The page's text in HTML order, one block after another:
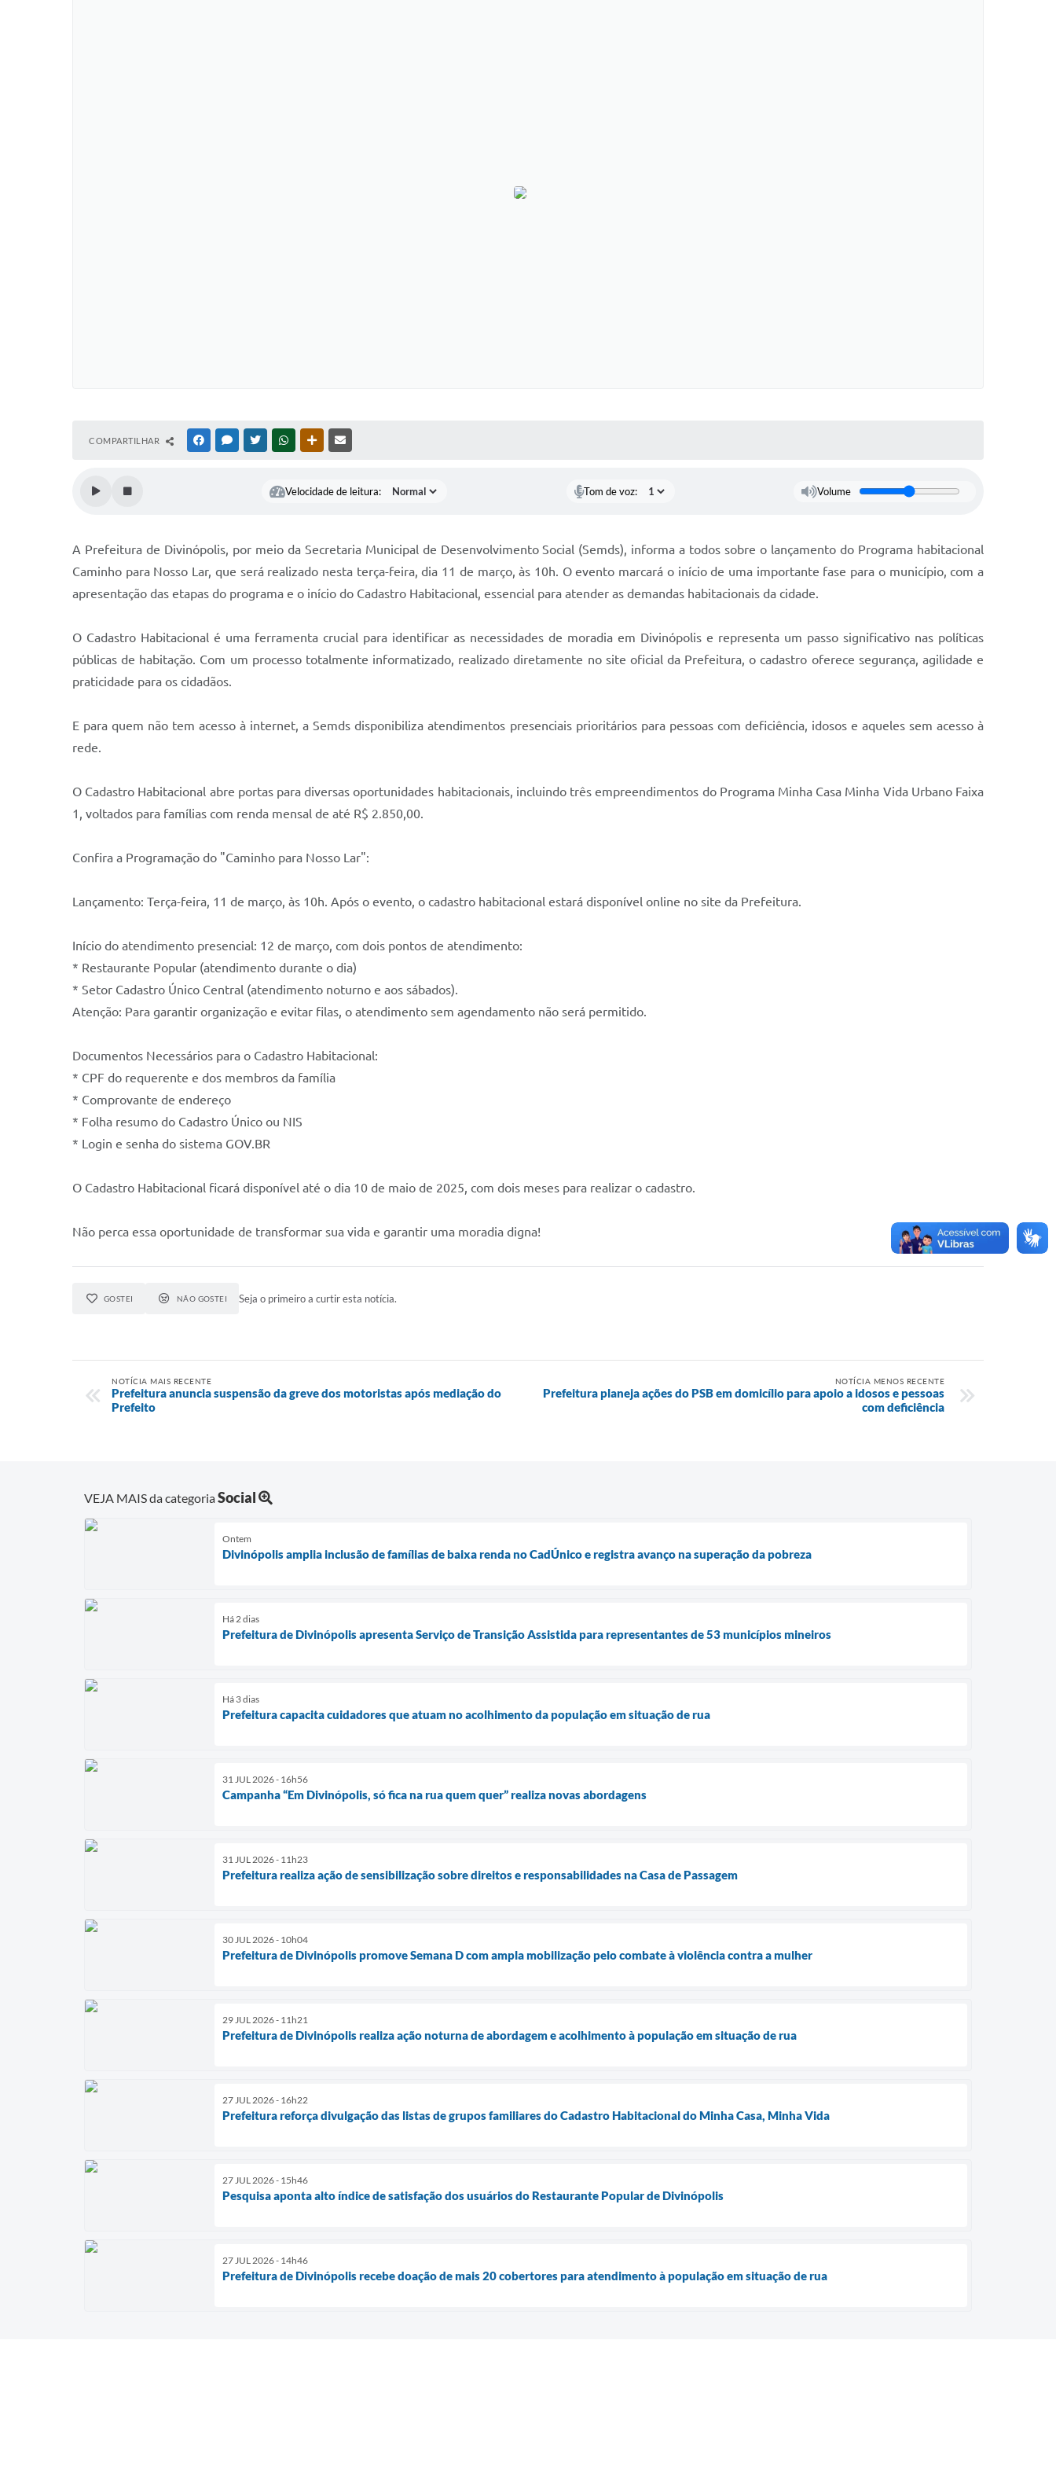
COMPARTILHAR FACEBOOKMESSENGER
TWITTERWHATSAPPOUTRAS MÍDIAS
Velocidade de leitura: Tom de voz: Volume
A Prefeitura de Divinópolis, por meio da Secretaria Municipal de Desenvolvimento Social (Semds), informa a todos sobre o lançamento do Programa habitacional
Caminho para Nosso Lar, que será realizado nesta terça-feira, dia 11 de março, às 10h. O evento marcará o início de uma importante fase para o município, com a
apresentação das etapas do programa e o início do Cadastro Habitacional, essencial para atender as demandas habitacionais da cidade.
O Cadastro Habitacional é uma ferramenta crucial para identificar as necessidades de moradia em Divinópolis e representa um passo significativo nas políticas
públicas de habitação. Com um processo totalmente informatizado, realizado diretamente no site oficial da Prefeitura, o cadastro oferece segurança, agilidade e
praticidade para os cidadãos.
E para quem não tem acesso à internet, a Semds disponibiliza atendimentos presenciais prioritários para pessoas com deficiência, idosos e aqueles sem acesso à
rede.
O Cadastro Habitacional abre portas para diversas oportunidades habitacionais, incluindo três empreendimentos do Programa Minha Casa Minha Vida Urbano Faixa
1, voltados para famílias com renda mensal de até R$ 2.850,00.
Confira a Programação do "Caminho para Nosso Lar":
Lançamento: Terça-feira, 11 de março, às 10h. Após o evento, o cadastro habitacional estará disponível online no site da Prefeitura.
Início do atendimento presencial: 12 de março, com dois pontos de atendimento:
* Restaurante Popular (atendimento durante o dia)
* Setor Cadastro Único Central (atendimento noturno e aos sábados).
Atenção: Para garantir organização e evitar filas, o atendimento sem agendamento não será permitido.
Documentos Necessários para o Cadastro Habitacional:
* CPF do requerente e dos membros da família
* Comprovante de endereço
* Folha resumo do Cadastro Único ou NIS
* Login e senha do sistema GOV.BR
O Cadastro Habitacional ficará disponível até o dia 10 de maio de 2025, com dois meses para realizar o cadastro.
Não perca essa oportunidade de transformar sua vida e garantir uma moradia digna!
GOSTEI NÃO GOSTEI Seja o primeiro a curtir esta notícia.
NOTÍCIA MAIS RECENTE
Prefeitura anuncia suspensão da greve dos motoristas após mediação do
Prefeito
NOTÍCIA MENOS RECENTE
Prefeitura planeja ações do PSB em domicílio para apoio a idosos e pessoas
com deficiência
VEJA MAIS da categoriaSocial
Ontem
Divinópolis amplia inclusão de famílias de baixa renda no CadÚnico e registra avanço na superação da pobreza
Há 2 dias
Prefeitura de Divinópolis apresenta Serviço de Transição Assistida para representantes de 53 municípios mineiros
Há 3 dias
Prefeitura capacita cuidadores que atuam no acolhimento da população em situação de rua
31 JUL 2026 - 16h56
Campanha “Em Divinópolis, só fica na rua quem quer” realiza novas abordagens
31 JUL 2026 - 11h23
Prefeitura realiza ação de sensibilização sobre direitos e responsabilidades na Casa de Passagem
30 JUL 2026 - 10h04
Prefeitura de Divinópolis promove Semana D com ampla mobilização pelo combate à violência contra a mulher
29 JUL 2026 - 11h21
Prefeitura de Divinópolis realiza ação noturna de abordagem e acolhimento à população em situação de rua
27 JUL 2026 - 16h22
Prefeitura reforça divulgação das listas de grupos familiares do Cadastro Habitacional do Minha Casa, Minha Vida
27 JUL 2026 - 15h46
Pesquisa aponta alto índice de satisfação dos usuários do Restaurante Popular de Divinópolis
27 JUL 2026 - 14h46
Prefeitura de Divinópolis recebe doação de mais 20 cobertores para atendimento à população em situação de rua